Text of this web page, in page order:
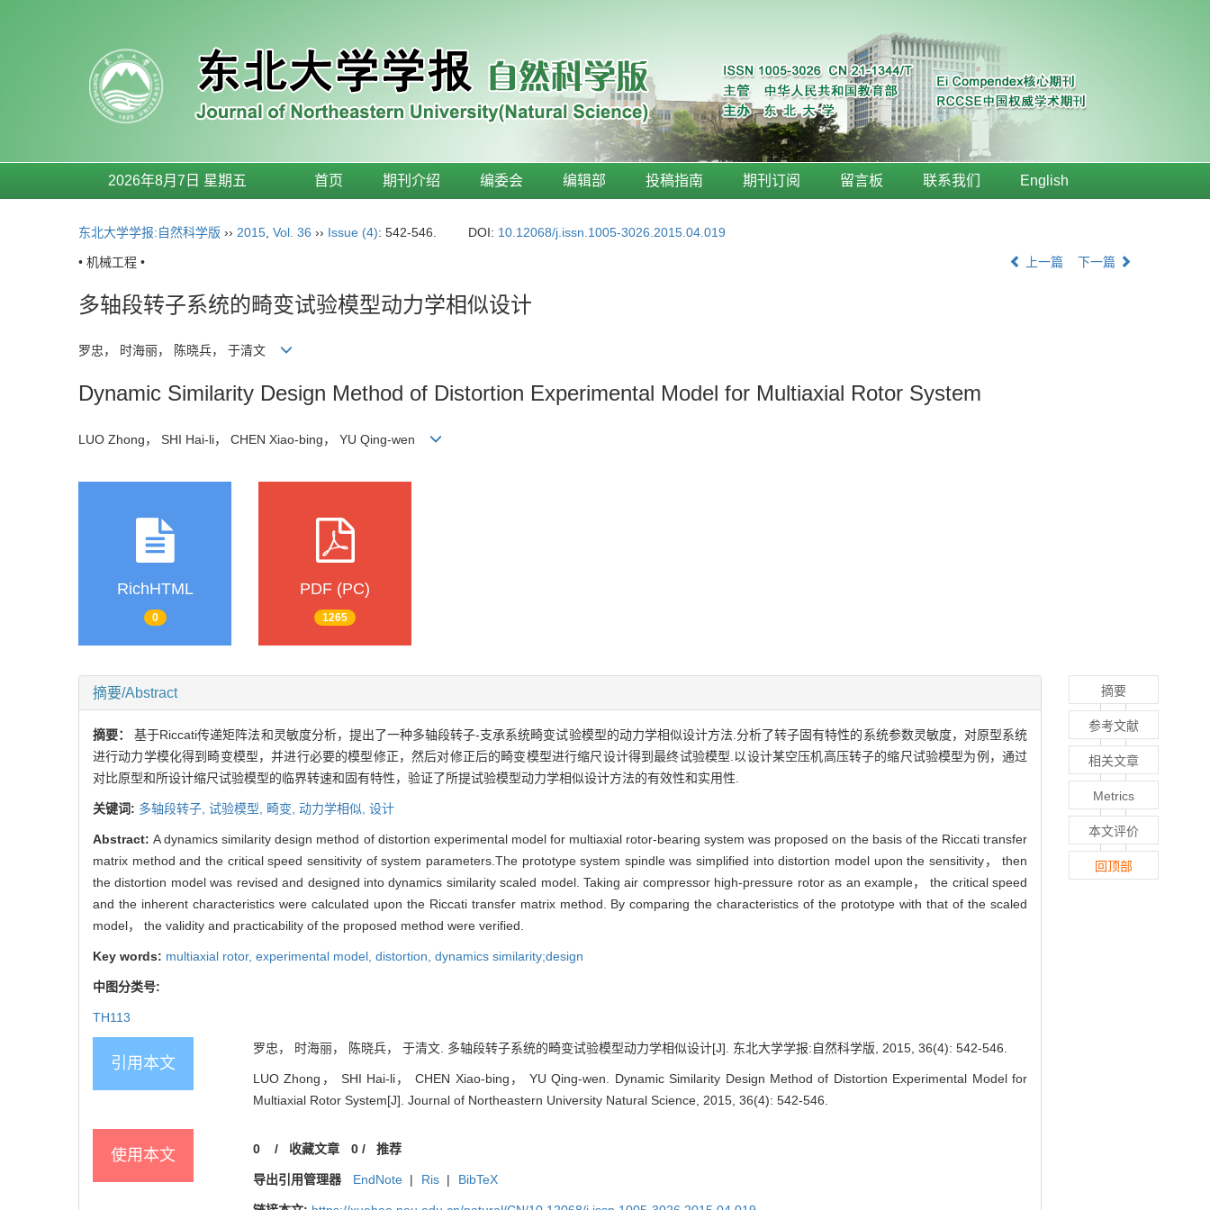
2026年8月7日 星期五 首页 期刊介绍 编委会 编辑部 投稿指南 期刊订阅 留言板 联系我们 English
东北大学学报:自然科学版 ›› 2015 Vol. 36 ›› Issue (4): 542-546. DOI: 10.12068/j.issn.1005-3026.2015.04.019
• 机械工程 • 上一篇 下一篇
多轴段转子系统的畸变试验模型动力学相似设计
罗忠， 时海丽， 陈晓兵， 于清文
Dynamic Similarity Design Method of Distortion Experimental Model for Multiaxial Rotor System
LUO Zhong， SHI Hai-li， CHEN Xiao-bing， YU Qing-wen
RichHTML
0
PDF (PC)
1265
摘要/Abstract
摘要：基于Riccati传递矩阵法和灵敏度分析，提出了一种多轴段转子-支承系统畸变试验模型的动力学相似设计方法.分析了转子固有特性的系统参数灵敏度，对原型系统
进行动力学模化得到畸变模型，并进行必要的模型修正，然后对修正后的畸变模型进行缩尺设计得到最终试验模型.以设计某空压机高压转子的缩尺试验模型为例，通过
对比原型和所设计缩尺试验模型的临界转速和固有特性，验证了所提试验模型动力学相似设计方法的有效性和实用性.
关键词: 多轴段转子, 试验模型, 畸变, 动力学相似, 设计
Abstract:A dynamics similarity design method of distortion experimental model for multiaxial rotor-bearing system was proposed on the basis of the Riccati transfer
matrix method and the critical speed sensitivity of system parameters.The prototype system spindle was simplified into distortion model upon the sensitivity， then
the distortion model was revised and designed into dynamics similarity scaled model. Taking air compressor high-pressure rotor as an example， the critical speed
and the inherent characteristics were calculated upon the Riccati transfer matrix method. By comparing the characteristics of the prototype with that of the scaled
model， the validity and practicability of the proposed method were verified.
Key words: multiaxial rotor, experimental model, distortion, dynamics similarity;design
中图分类号:
TH113
引用本文
罗忠， 时海丽， 陈晓兵， 于清文. 多轴段转子系统的畸变试验模型动力学相似设计[J]. 东北大学学报:自然科学版, 2015, 36(4): 542-546.
LUO Zhong， SHI Hai-li， CHEN Xiao-bing， YU Qing-wen. Dynamic Similarity Design Method of Distortion Experimental Model for
Multiaxial Rotor System[J]. Journal of Northeastern University Natural Science, 2015, 36(4): 542-546.
使用本文 0 / 收藏文章 0/ 推荐
导出引用管理器 EndNote | Ris | BibTeX
摘要
参考文献
相关文章
Metrics
本文评价
回顶部